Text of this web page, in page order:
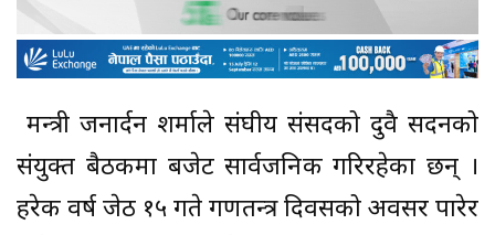
मन्त्री जनार्दन शर्माले संघीय संसदको दुवै सदनको
संयुक्त बैठकमा बजेट सार्वजनिक गरिरहेका छन् ।
हरेक वर्ष जेठ १५ गते गणतन्त्र दिवसको अवसर पारेर